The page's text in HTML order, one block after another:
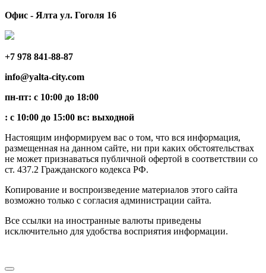
Офис - Ялта ул. Гоголя 16
+7 978 841-88-87
info@yalta-city.com
пн-пт: с 10:00 до 18:00
: с 10:00 до 15:00 вс: выходной
Настоящим информируем вас о том, что вся информация,
размещенная на данном сайте, ни при каких обстоятельствах
не может признаваться публичной офертой в соответствии со
ст. 437.2 Гражданского кодекса РФ.
Копирование и воспроизведение материалов этого сайта
возможно только с согласия администрации сайта.
Все ссылки на иностранные валюты приведены
исключительно для удобства восприятия информации.